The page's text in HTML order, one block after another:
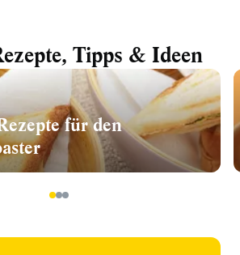
Tipps & Ideen
für den
123